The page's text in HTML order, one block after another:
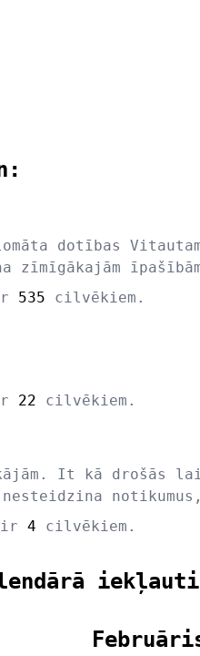
dotības
535 cilvēkiem.
22 cilvēkiem.
It kā drošās
ir 4 cilvēkiem.